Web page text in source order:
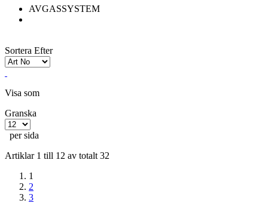
AVGASSYSTEM
Sortera Efter
Visa som
Granska
per sida
Artiklar 1 till 12 av totalt 32
1
2
3